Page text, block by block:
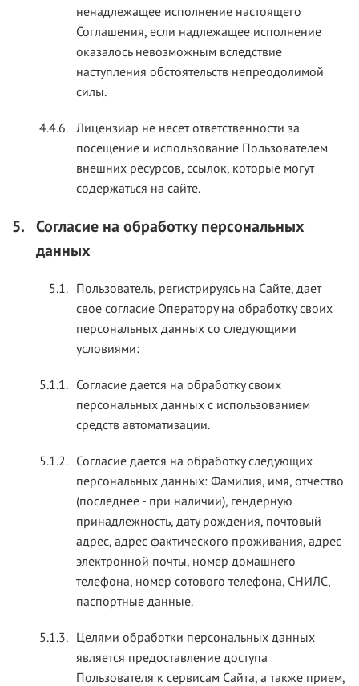
ненадлежащее исполнение настоящего
Соглашения, если надлежащее исполнение
оказалось невозможным вследствие
наступления обстоятельств непреодолимой
силы.
4.4.6. Лицензиар не несет ответственности за
посещение и использование Пользователем
внешних ресурсов, ссылок, которые могут
содержаться на сайте.
5. Согласие на обработку персональных
данных
5.1. Пользователь, регистрируясь на Сайте, дает
свое согласие Оператору на обработку своих
персональных данных со следующими
условиями:
5.1.1. Согласие дается на обработку своих
персональных данных с использованием
средств автоматизации.
5.1.2. Согласие дается на обработку следующих
персональных данных: Фамилия, имя, отчество
(последнее - при наличии), гендерную
принадлежность, дату рождения, почтовый
адрес, адрес фактического проживания, адрес
электронной почты, номер домашнего
телефона, номер сотового телефона, СНИЛС,
паспортные данные.
5.1.3. Целями обработки персональных данных
является предоставление доступа
Пользователя к сервисам Сайта, а также прием,